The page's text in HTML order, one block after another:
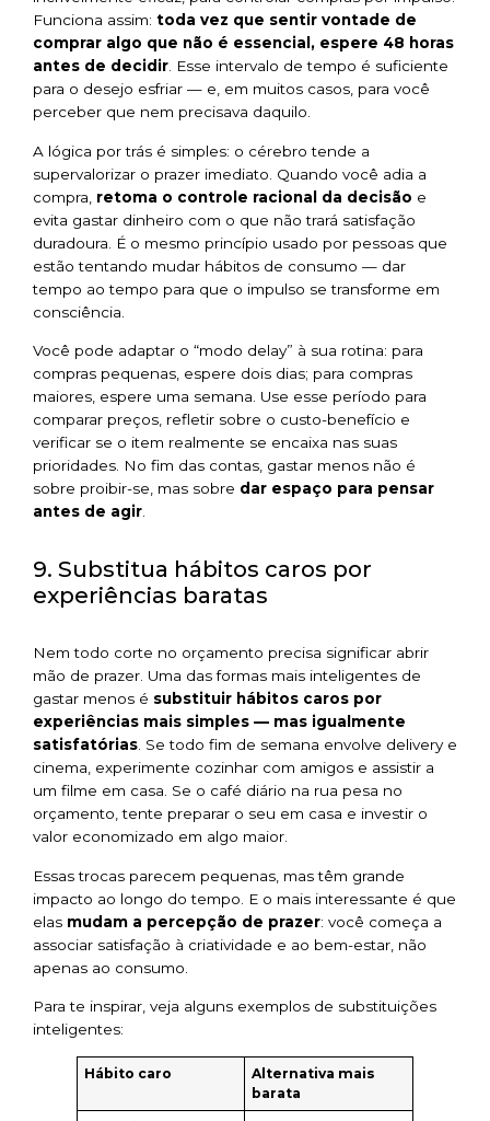
Funciona assim: toda vez que sentir vontade de
comprar algo que não é essencial, espere 48 horas
antes de decidir. Esse intervalo de tempo é suficiente
para o desejo esfriar — e, em muitos casos, para você
perceber que nem precisava daquilo.
A lógica por trás é simples: o cérebro tende a
supervalorizar o prazer imediato. Quando você adia a
compra, retoma o controle racional da decisão e
evita gastar dinheiro com o que não trará satisfação
duradoura. É o mesmo princípio usado por pessoas que
estão tentando mudar hábitos de consumo — dar
tempo ao tempo para que o impulso se transforme em
consciência.
Você pode adaptar o “modo delay” à sua rotina: para
compras pequenas, espere dois dias; para compras
maiores, espere uma semana. Use esse período para
comparar preços, refletir sobre o custo-benefício e
verificar se o item realmente se encaixa nas suas
prioridades. No fim das contas, gastar menos não é
sobre proibir-se, mas sobre dar espaço para pensar
antes de agir
9. Substitua hábitos caros por
experiências baratas
Nem todo corte no orçamento precisa significar abrir
mão de prazer. Uma das formas mais inteligentes de
gastar menos é substituir hábitos caros por
experiências mais simples — mas igualmente
satisfatórias . Se todo fim de semana envolve delivery e
cinema, experimente cozinhar com amigos e assistir a
um filme em casa. Se o café diário na rua pesa no
orçamento, tente preparar o seu em casa e investir o
valor economizado em algo maior.
Essas trocas parecem pequenas, mas têm grande
impacto ao longo do tempo. E o mais interessante é que
elas mudam a percepção de prazer: você começa a
associar satisfação à criatividade e ao bem-estar, não
apenas ao consumo.
Para te inspirar, veja alguns exemplos de substituições
inteligentes:
Hábito caro
Alternativa mais
barata